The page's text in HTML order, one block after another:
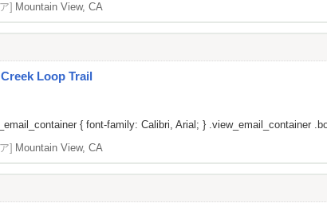
] Mountain View, CA
Loop Trail
{ font-family: Calibri, Arial; } .view_email_container
] Mountain View, CA